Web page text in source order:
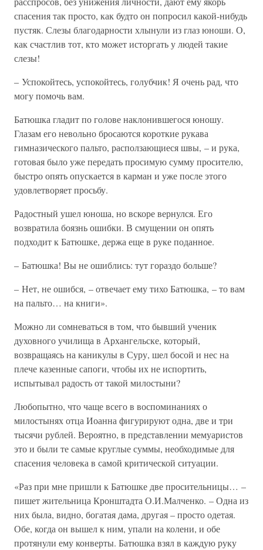
спасения так просто, как будто он попросил какой-нибудь
пустяк. Слезы благодарности хлынули из глаз юноши. О,
как счастлив тот, кто может исторгать у людей такие
слезы!
– Успокойтесь, успокойтесь, голубчик! Я очень рад, что
могу помочь вам.
Батюшка гладит по голове наклонившегося юношу.
Глазам его невольно бросаются короткие рукава
гимназического пальто, расползающиеся швы, – и рука,
готовая было уже передать просимую сумму просителю,
быстро опять опускается в карман и уже после этого
удовлетворяет просьбу.
Радостный ушел юноша, но вскоре вернулся. Его
возвратила боязнь ошибки. В смущении он опять
подходит к Батюшке, держа еще в руке поданное.
– Батюшка! Вы не ошиблись: тут гораздо больше?
– Нет, не ошибся, – отвечает ему тихо Батюшка, – то вам
на пальто… на книги».
Можно ли сомневаться в том, что бывший ученик
духовного училища в Архангельске, который,
возвращаясь на каникулы в Суру, шел босой и нес на
плече казенные сапоги, чтобы их не испортить,
испытывал радость от такой милостыни?
Любопытно, что чаще всего в воспоминаниях о
милостынях отца Иоанна фигурируют одна, две и три
тысячи рублей. Вероятно, в представлении мемуаристов
это и были те самые круглые суммы, необходимые для
спасения человека в самой критической ситуации.
«Раз при мне пришли к Батюшке две просительницы… –
пишет жительница Кронштадта О.И.Малченко. – Одна из
них была, видно, богатая дама, другая – просто одетая.
Обе, когда он вышел к ним, упали на колени, и обе
протянули ему конверты. Батюшка взял в каждую руку